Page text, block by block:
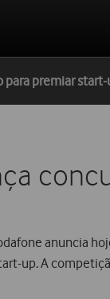
para premiar
anuncia
up. A